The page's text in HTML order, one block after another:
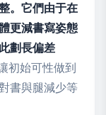
。它們由于在
更減書寫姿態
劃長偏差
初始可性做到
書與腿減少等